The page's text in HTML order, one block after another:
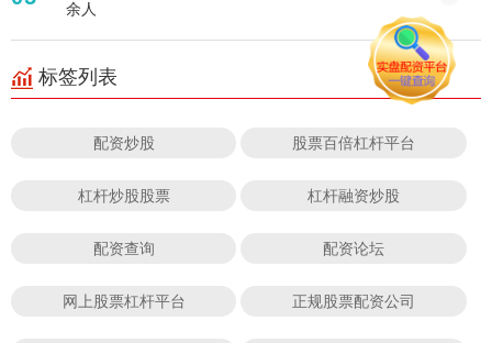
余人
标签列表
配资炒股 股票百倍杠杆平台
杠杆炒股股票 杠杆融资炒股
配资查询 配资论坛
网上股票杠杆平台 正规股票配资公司